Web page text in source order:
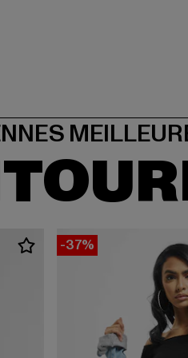
-37%